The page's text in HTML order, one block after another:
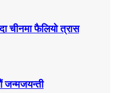
चीनमा फैलियो त्रास